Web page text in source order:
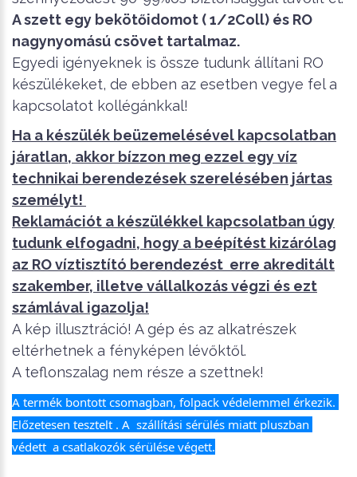
A szett egy bekötőidomot ( 1/2Coll) és RO
nagynyomású csövet tartalmaz.
Egyedi igényeknek is össze tudunk állítani RO
készülékeket, de ebben az esetben vegye fel a
kapcsolatot kollégánkkal!
Ha a készülék beüzemelésével kapcsolatban
járatlan, akkor bízzon meg ezzel egy víz
technikai berendezések szerelésében jártas
személyt!
Reklamációt a készülékkel kapcsolatban úgy
tudunk elfogadni, hogy a beépítést kizárólag
az RO víztisztító berendezést erre akreditált
szakember, illetve vállalkozás végzi és ezt
számlával igazolja!
A kép illusztráció! A gép és az alkatrészek
eltérhetnek a fényképen lévőktől.
A teflonszalag nem része a szettnek!
A termék bontott csomagban, folpack védelemmel érkezik.
Előzetesen tesztelt . A  szállítási sérülés miatt pluszban
védett  a csatlakozók sérülése végett.